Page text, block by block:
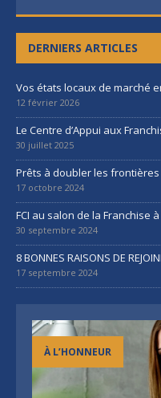
DERNIERS ARTICLES
Vos états locaux de marché
12 février 2026
Le Centre d’Appui aux
30 juillet 2025
Prêts à doubler les frontières
17 octobre 2024
FCI au salon de la Franchise
30 septembre 2024
8 BONNES RAISONS DE
17 septembre 2024
À L’HONNEUR